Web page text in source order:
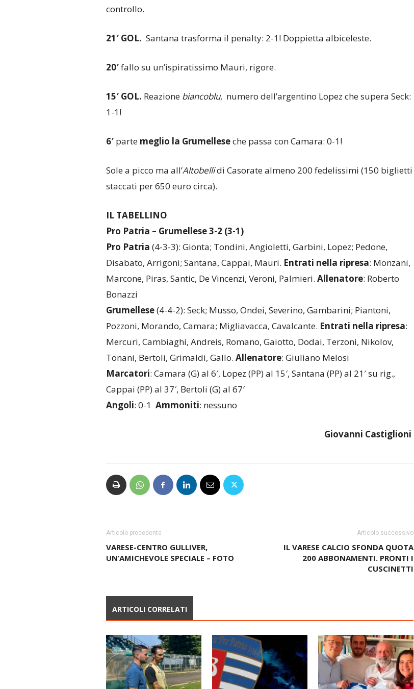
controllo.
21′ GOL. Santana trasforma il penalty: 2-1! Doppietta albiceleste.
20′fallo su un’ispiratissimo Mauri, rigore.
15′ GOL. Reazione biancoblu, numero dell’argentino Lopez che supera Seck:
1-1!
6′parte meglio la Grumelleseche passa con Camara: 0-1!
Sole a picco ma all’Altobellidi Casorate almeno 200 fedelissimi (150 biglietti
staccati per 650 euro circa).
IL TABELLINO
Pro Patria – Grumellese 3-2 (3-1)
Pro Patria (4-3-3): Gionta; Tondini, Angioletti, Garbini, Lopez; Pedone,
Disabato, Arrigoni; Santana, Cappai, Mauri. Entrati nella ripresa: Monzani,
Marcone, Piras, Santic, De Vincenzi, Veroni, Palmieri. Allenatore: Roberto
Bonazzi
Grumellese(4-4-2): Seck; Musso, Ondei, Severino, Gambarini; Piantoni,
Pozzoni, Morando, Camara; Migliavacca, Cavalcante. Entrati nella ripresa:
Mercuri, Cambiaghi, Andreis, Romano, Gaiotto, Dodai, Terzoni, Nikolov,
Tonani, Bertoli, Grimaldi, Gallo. Allenatore: Giuliano Melosi
Marcatori: Camara (G) al 6′, Lopez (PP) al 15′, Santana (PP) al 21′ su rig.,
Cappai (PP) al 37′, Bertoli (G) al 67′
Angoli: 0-1 Ammoniti: nessuno
Giovanni Castiglioni
Articolo precedente
VARESE-CENTRO GULLIVER,
UN’AMICHEVOLE SPECIALE – FOTO
Articolo successivo
IL VARESE CALCIO SFONDA QUOTA
200 ABBONAMENTI. PRONTI I
CUSCINETTI
ARTICOLI CORRELATI